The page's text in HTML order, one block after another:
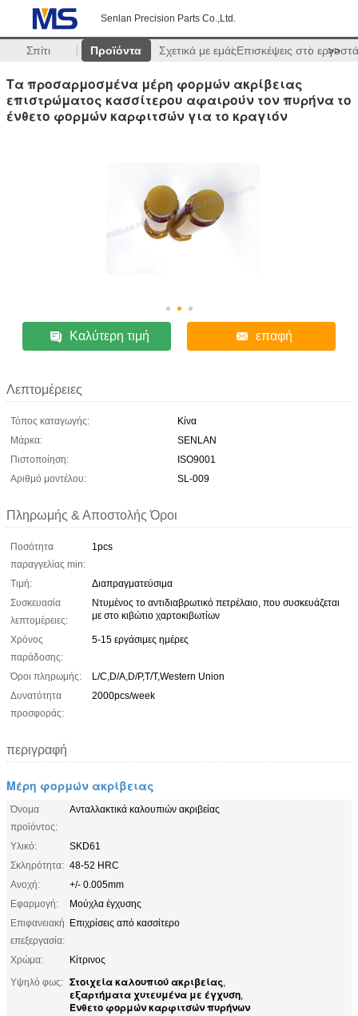
Senlan Precision Parts Co.,Ltd.
Σπίτι Προϊόντα Σχετικά με εμάςΕπισκέψεις στο >>
Τα προσαρμοσμένα μέρη φορμών ακρίβειας
επιστρώματος κασσίτερου αφαιρούν τον πυρήνα το
ένθετο φορμών καρφιτσών για το κραγιόν
Καλύτερη τιμή επαφή
Λεπτομέρειες
Τόπος καταγωγής:
Κίνα
Μάρκα:
SENLAN
Πιστοποίηση:
ISO9001
Αριθμό μοντέλου:
SL-009
Πληρωμής & Αποστολής Όροι
Ποσότητα
παραγγελίας min:
1pcs
Τιμή:
Διαπραγματεύσιμα
Συσκευασία
λεπτομέρειες:
Ντυμένος το αντιδιαβρωτικό πετρέλαιο, που συσκευάζεται
με στο κιβώτιο χαρτοκιβωτίων
Χρόνος
παράδοσης:
5-15 εργάσιμες ημέρες
Όροι πληρωμής:
L/C,D/A,D/P,T/T,Western Union
Δυνατότητα
προσφοράς:
2000pcs/week
περιγραφή
Μέρη φορμών ακρίβειας
Όνομα
προϊόντος:
Ανταλλακτικά καλουπιών ακριβείας
Υλικό:
SKD61
Σκληρότητα: 48-52 HRC
Ανοχή:
+/- 0.005mm
Εφαρμογή:
Μούχλα έγχυσης
Επιφανειακή
επεξεργασία:
Επιχρίσεις από κασσίτερο
Χρώμα:
Κίτρινος
Υψηλό φως: Στοιχεία καλουπιού ακριβείας,
εξαρτήματα χυτευμένα με έγχυση,
Ένθετο φορμών καρφιτσών πυρήνων